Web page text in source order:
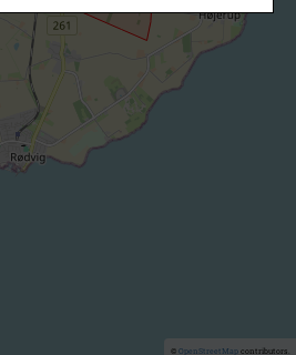
© OpenStreetMapcontributors.